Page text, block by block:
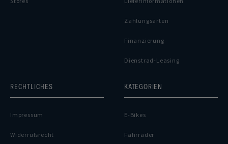
Zahlungsarten
Finanzierung
Dienstrad-Leasing
RECHTLICHES
Impressum
Widerrufsrecht
KATEGORIEN
E-Bikes
Fahrräder